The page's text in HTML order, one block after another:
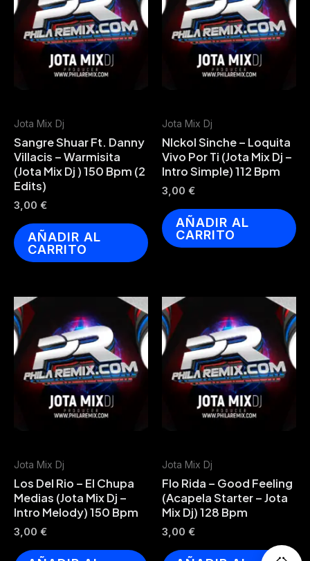
Jota Mix Dj
Sangre Shuar Ft. Danny
Villacis – Warmisita
(Jota Mix Dj ) 150 Bpm (2
Edits)
3,00 €
AÑADIR AL
CARRITO
Jota Mix Dj
NIckol Sinche – Loquita
Vivo Por Ti (Jota Mix Dj –
Intro Simple) 112 Bpm
3,00 €
AÑADIR AL
CARRITO
Jota Mix Dj
Los Del Rio – El Chupa
Medias (Jota Mix Dj –
Intro Melody) 150 Bpm
3,00 €
Jota Mix Dj
Flo Rida – Good Feeling
(Acapela Starter – Jota
Mix Dj) 128 Bpm
3,00 €